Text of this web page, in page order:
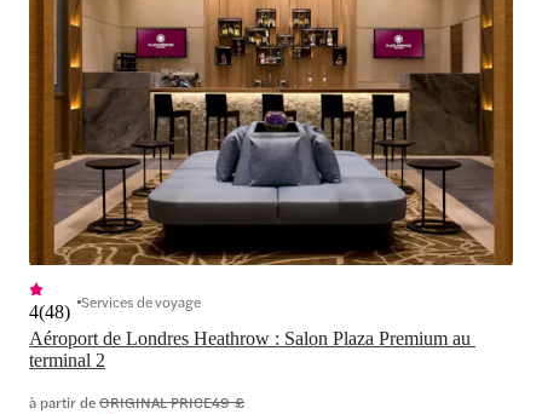
Aéroport de Londres Heathrow : Salon Plaza Premium au
terminal 2
4(48) Services de voyage
à partir deORIGINAL PRICE49 £